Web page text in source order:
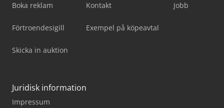
Boka reklam
Förtroendesigill
Skicka in auktion
Kontakt
Exempel på köpeavtal
Jobb
Juridisk information
Impressum